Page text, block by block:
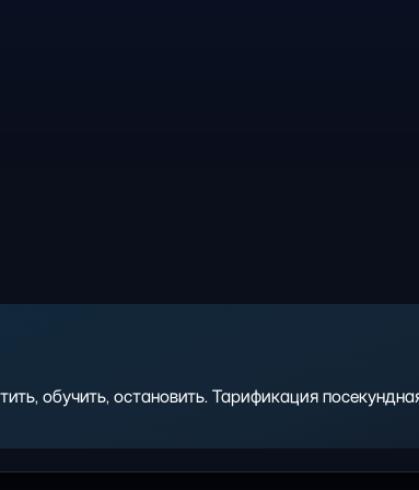
обучить, остановить. Тарификация